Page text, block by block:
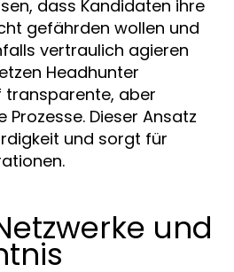
dass Kandidaten ihre
gefährden wollen und
vertraulich agieren
Headhunter
transparente, aber
Dieser Ansatz
und sorgt für
und